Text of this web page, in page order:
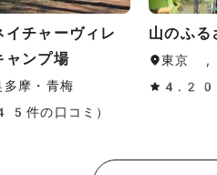
イチャーヴィレ
ャンプ場
摩・青梅
の口コミ）
山のふる
東京 ,
4.20